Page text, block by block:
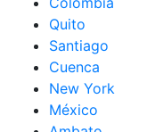
Quito
Santiago
Cuenca
New York
México